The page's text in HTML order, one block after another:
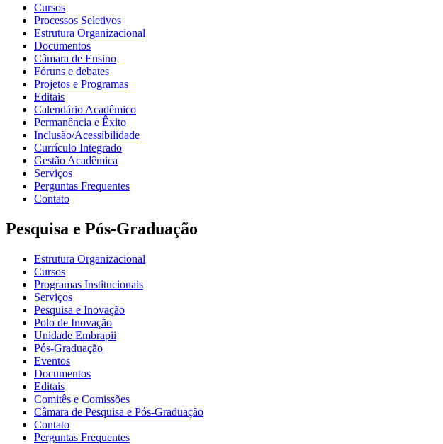
Cursos
Processos Seletivos
Estrutura Organizacional
Documentos
Câmara de Ensino
Fóruns e debates
Projetos e Programas
Editais
Calendário Acadêmico
Permanência e Êxito
Inclusão/Acessibilidade
Currículo Integrado
Gestão Acadêmica
Serviços
Perguntas Frequentes
Contato
Pesquisa e Pós-Graduação
Estrutura Organizacional
Cursos
Programas Institucionais
Serviços
Pesquisa e Inovação
Polo de Inovação
Unidade Embrapii
Pós-Graduação
Eventos
Documentos
Editais
Comitês e Comissões
Câmara de Pesquisa e Pós-Graduação
Contato
Perguntas Frequentes